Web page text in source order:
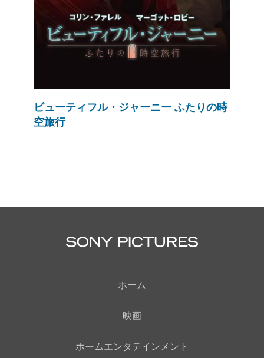
ビューティフル・ジャーニー ふたりの時
空旅行
ホーム
映画
ホームエンタテインメント